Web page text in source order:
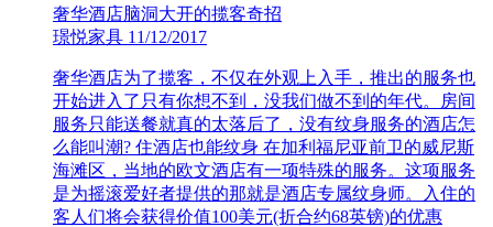
奢华酒店脑洞大开的揽客奇招
璟悦家具 11/12/2017
奢华酒店为了揽客，不仅在外观上入手，推出的服务也
开始进入了只有你想不到，没我们做不到的年代。房间
服务只能送餐就真的太落后了，没有纹身服务的酒店怎
么能叫潮? 住酒店也能纹身 在加利福尼亚前卫的威尼斯
海滩区，当地的欧文酒店有一项特殊的服务。这项服务
是为摇滚爱好者提供的那就是酒店专属纹身师。入住的
客人们将会获得价值100美元(折合约68英镑)的优惠